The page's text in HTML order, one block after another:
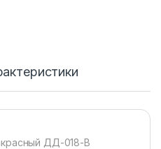
ДД-018-B